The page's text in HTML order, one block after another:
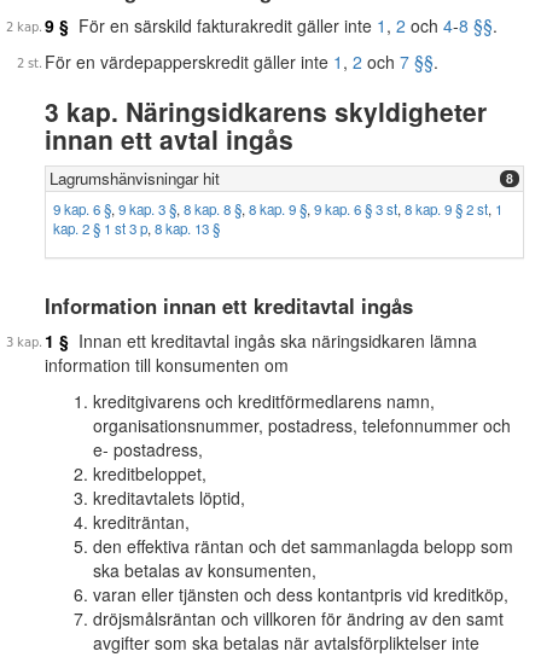
9 § För en särskild fakturakredit gäller inte 1 , 2 och 4-8 §§.
För en värdepapperskredit gäller inte 1 , 2 och 7 §§.
3 kap. Näringsidkarens skyldigheter
innan ett avtal ingås
Lagrumshänvisningar hit 8
9 kap. 6 §, 9 kap. 3 §, 8 kap. 8 §, 8 kap. 9 §, 9 kap. 6 § 3 st, 8 kap. 9 § 2 st, 1
kap. 2 § 1 st 3 p, 8 kap. 13 §
Information innan ett kreditavtal ingås
1 § Innan ett kreditavtal ingås ska näringsidkaren lämna
information till konsumenten om
kreditgivarens och kreditförmedlarens namn,
organisationsnummer, postadress, telefonnummer och
e- postadress,
kreditbeloppet,
kreditavtalets löptid,
krediträntan,
den effektiva räntan och det sammanlagda belopp som
ska betalas av konsumenten,
varan eller tjänsten och dess kontantpris vid kreditköp,
dröjsmålsräntan och villkoren för ändring av den samt
avgifter som ska betalas när avtalsförpliktelser inte